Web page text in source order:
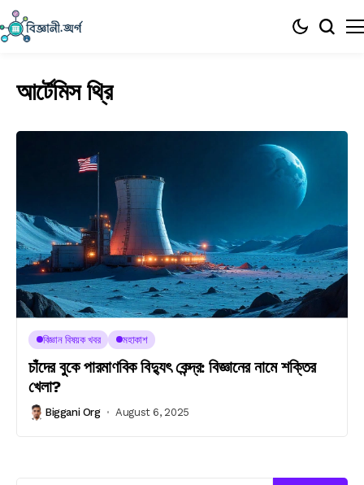
আর্টেমিস থ্রি
বিজ্ঞান বিষয়ক খবর মহাকাশ
চাঁদের বুকে পারমাণবিক বিদ্যুৎ কেন্দ্র: বিজ্ঞানের নামে শক্তির
খেলা?
Biggani Org August 6, 2025